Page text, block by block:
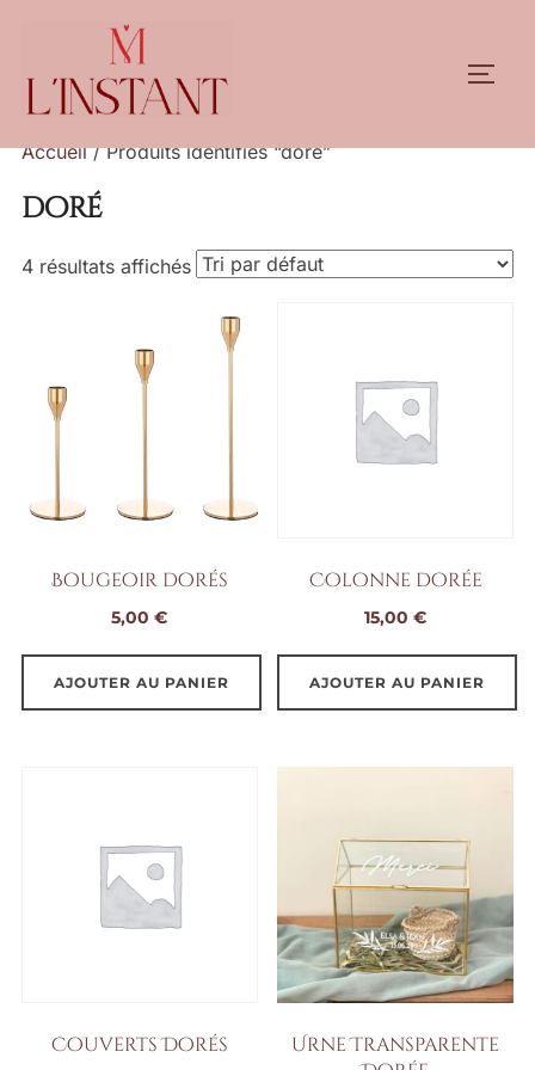
contenu
Accueil/ Produits identifiés “doré”
doré
4 résultats affichés
Bougeoir dorés
5,00€
AJOUTER AU PANIER
Colonne dorée
15,00€
AJOUTER AU PANIER
Couverts Dorés
Urne Transparente